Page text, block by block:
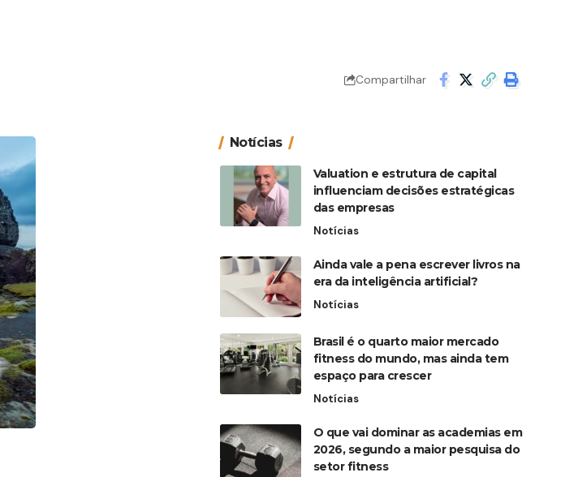
Compartilhar
Notícias
Valuation e estrutura de capital
influenciam decisões estratégicas
das empresas
Notícias
Ainda vale a pena escrever livros na
era da inteligência artificial?
Notícias
Brasil é o quarto maior mercado
fitness do mundo, mas ainda tem
espaço para crescer
Notícias
O que vai dominar as academias em
2026, segundo a maior pesquisa do
setor fitness